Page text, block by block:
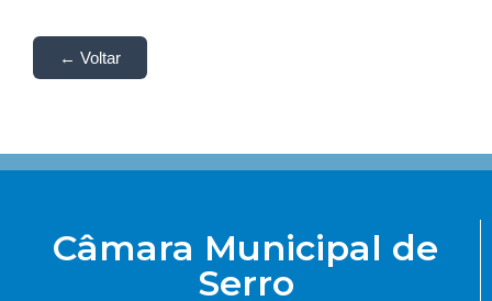
← Voltar
Câmara Municipal de
Serro